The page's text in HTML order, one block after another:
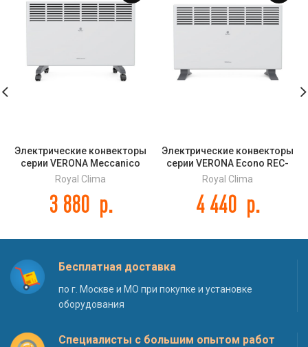
Электрические конвекторы
серии VERONA Meccanico
REC-V1500M
Royal Clima
3 880 р.
Электрические конвекторы
серии VERONA Econo REC-
VE2000M
Royal Clima
4 440 р.
Бесплатная доставка
по г. Москве и МО при покупке и установке
оборудования
Специалисты с большим опытом работ